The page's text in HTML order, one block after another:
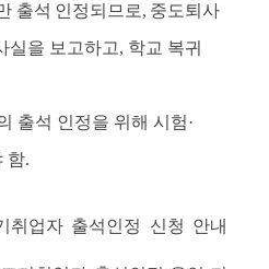
출석 인정되므로, 중도퇴사
실을 보고하고, 학교 복귀
출석 인정을 위해 시험·
함.
취업자 출석인정 신청 안내